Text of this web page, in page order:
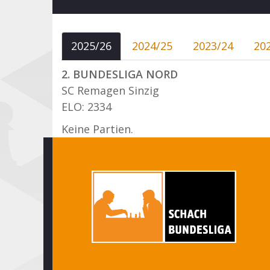
2025/26 2024/25 2023/24
2. BUNDESLIGA NORD
SC Remagen Sinzig
ELO: 2334
Keine Partien.